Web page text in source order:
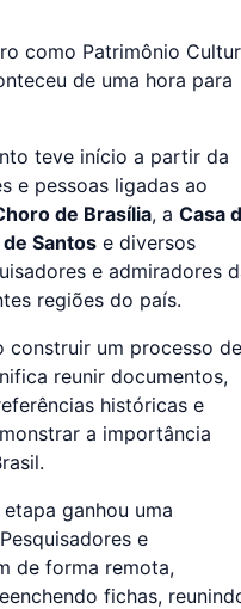
como Patrimônio
de uma hora para
teve início a partir da
e pessoas ligadas ao
de Brasília, a Casa
Santos e diversos
e admiradores
regiões do país.
construir um processo de
reunir documentos,
históricas e
a importância
ganhou uma
e
de forma remota,
fichas,